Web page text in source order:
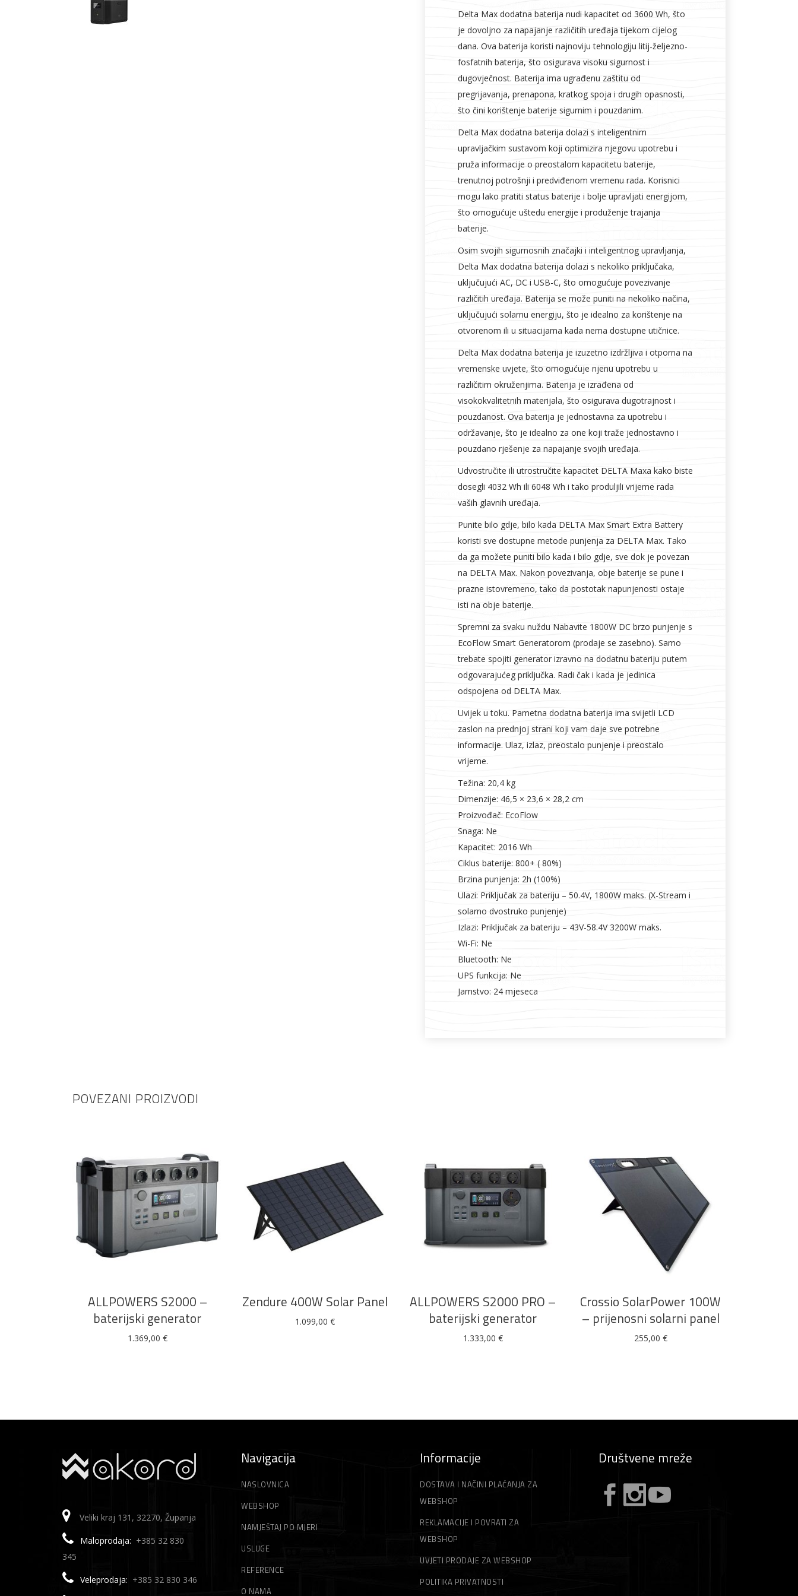
Delta Max dodatna baterija nudi kapacitet od 3600 Wh, što
je dovoljno za napajanje različitih uređaja tijekom cijelog
dana. Ova baterija koristi najnoviju tehnologiju litij-željezno-
fosfatnih baterija, što osigurava visoku sigurnost i
dugovječnost. Baterija ima ugrađenu zaštitu od
pregrijavanja, prenapona, kratkog spoja i drugih opasnosti,
što čini korištenje baterije sigurnim i pouzdanim.
Delta Max dodatna baterija dolazi s inteligentnim
upravljačkim sustavom koji optimizira njegovu upotrebu i
pruža informacije o preostalom kapacitetu baterije,
trenutnoj potrošnji i predviđenom vremenu rada. Korisnici
mogu lako pratiti status baterije i bolje upravljati energijom,
što omogućuje uštedu energije i produženje trajanja
baterije.
Osim svojih sigurnosnih značajki i inteligentnog upravljanja,
Delta Max dodatna baterija dolazi s nekoliko priključaka,
uključujući AC, DC i USB-C, što omogućuje povezivanje
različitih uređaja. Baterija se može puniti na nekoliko načina,
uključujući solarnu energiju, što je idealno za korištenje na
otvorenom ili u situacijama kada nema dostupne utičnice.
Delta Max dodatna baterija je izuzetno izdržljiva i otporna na
vremenske uvjete, što omogućuje njenu upotrebu u
različitim okruženjima. Baterija je izrađena od
visokokvalitetnih materijala, što osigurava dugotrajnost i
pouzdanost. Ova baterija je jednostavna za upotrebu i
održavanje, što je idealno za one koji traže jednostavno i
pouzdano rješenje za napajanje svojih uređaja.
Udvostručite ili utrostručite kapacitet DELTA Maxa kako biste
dosegli 4032 Wh ili 6048 Wh i tako produljili vrijeme rada
vaših glavnih uređaja.
Punite bilo gdje, bilo kada DELTA Max Smart Extra Battery
koristi sve dostupne metode punjenja za DELTA Max. Tako
da ga možete puniti bilo kada i bilo gdje, sve dok je povezan
na DELTA Max. Nakon povezivanja, obje baterije se pune i
prazne istovremeno, tako da postotak napunjenosti ostaje
isti na obje baterije.
Spremni za svaku nuždu Nabavite 1800W DC brzo punjenje s
EcoFlow Smart Generatorom (prodaje se zasebno). Samo
trebate spojiti generator izravno na dodatnu bateriju putem
odgovarajućeg priključka. Radi čak i kada je jedinica
odspojena od DELTA Max.
Uvijek u toku. Pametna dodatna baterija ima svijetli LCD
zaslon na prednjoj strani koji vam daje sve potrebne
informacije. Ulaz, izlaz, preostalo punjenje i preostalo
vrijeme.
Težina: 20,4 kg
Dimenzije: 46,5 × 23,6 × 28,2 cm
Proizvođač: EcoFlow
Snaga: Ne
Kapacitet: 2016 Wh
Ciklus baterije: 800+ ( 80%)
Brzina punjenja: 2h (100%)
Ulazi: Priključak za bateriju – 50.4V, 1800W maks. (X-Stream i
solarno dvostruko punjenje)
Izlazi: Priključak za bateriju – 43V-58.4V 3200W maks.
Wi-Fi: Ne
Bluetooth: Ne
UPS funkcija: Ne
Jamstvo: 24 mjeseca
POVEZANI PROIZVODI
DODAJ U KOŠARICU
ALLPOWERS S2000 –
baterijski generator
1.369,00 €
DODAJ U KOŠARICU
Zendure 400W Solar Panel
1.099,00€
ALLPOWERS S2000 PRO –
baterijski generator
1.333,00 €
DODAJ U KOŠARICU
Crossio SolarPower 100W
– prijenosni solarni panel
255,00 €
Veliki kraj 131, 32270, Županja
Maloprodaja: +385 32 830
345
Veleprodaja: +385 32 830 346
Navigacija
NASLOVNICA
WEBSHOP
NAMJEŠTAJ PO MJERI
USLUGE
REFERENCE
O NAMA
Informacije
DOSTAVA I NAČINI PLAĆANJA ZA
WEBSHOP
REKLAMACIJE I POVRATI ZA
WEBSHOP
UVJETI PRODAJE ZA WEBSHOP
POLITIKA PRIVATNOSTI
Društvene mreže